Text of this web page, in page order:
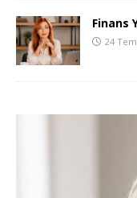
Finans
24